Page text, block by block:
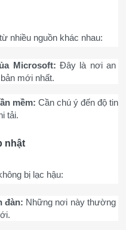
nhiều nguồn khác nhau:
Microsoft: Đây là nơi an
mới nhất.
mềm: Cần chú ý đến độ tin
tải.
nhật
bị lạc hậu:
đàn: Những nơi này thường